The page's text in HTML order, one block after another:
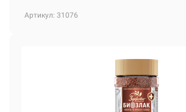
Артикул: 31076